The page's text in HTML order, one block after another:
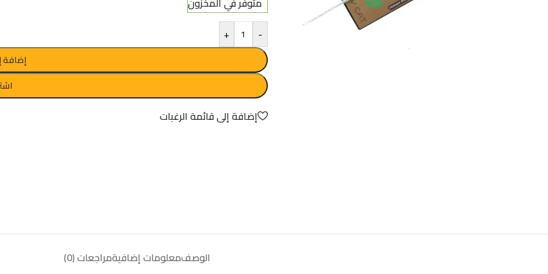
-
+
إضافة
إضافة إلى قائمة الرغبات
الوصفمعلومات إضافيةمراجعات (0)